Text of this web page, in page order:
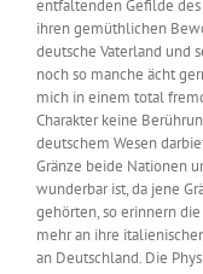
entfaltenden Gefilde
ihren gemüthlichen
deutsche Vaterland und
noch so manche ächt
mich in einem total
Charakter keine
deutschem Wesen
Gränze beide Nationen
wunderbar ist, da jene
gehörten, so erinnern
mehr an ihre
an Deutschland. Die